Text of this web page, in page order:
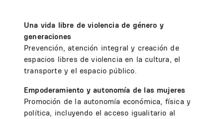
Una vida libre de violencia de género y
generaciones
Prevención, atención integral y creación de
espacios libres de violencia en la cultura, el
transporte y el espacio público.
Empoderamiento y autonomía de las mujeres
Promoción de la autonomía económica, física y
política, incluyendo el acceso igualitario al